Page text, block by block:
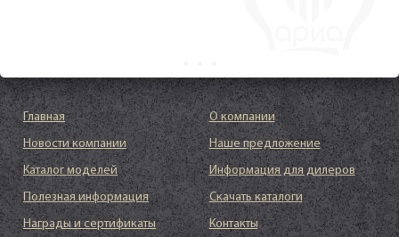
Главная
О компании
Новости компании
Наше предложение
Каталог моделей
Информация для дилеров
Полезная информация
Скачать каталоги
Награды и сертификаты
Контакты